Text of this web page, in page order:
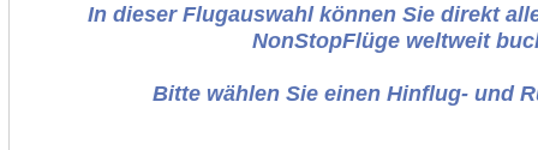
In dieser Flugauswahl können Sie direkt
NonStopFlüge weltweit
Bitte wählen Sie einen Hinflug- und